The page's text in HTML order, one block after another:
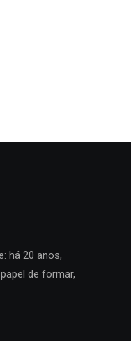
há 20 anos,
de formar,